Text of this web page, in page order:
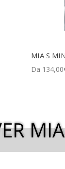
MIA S
Da 134,00